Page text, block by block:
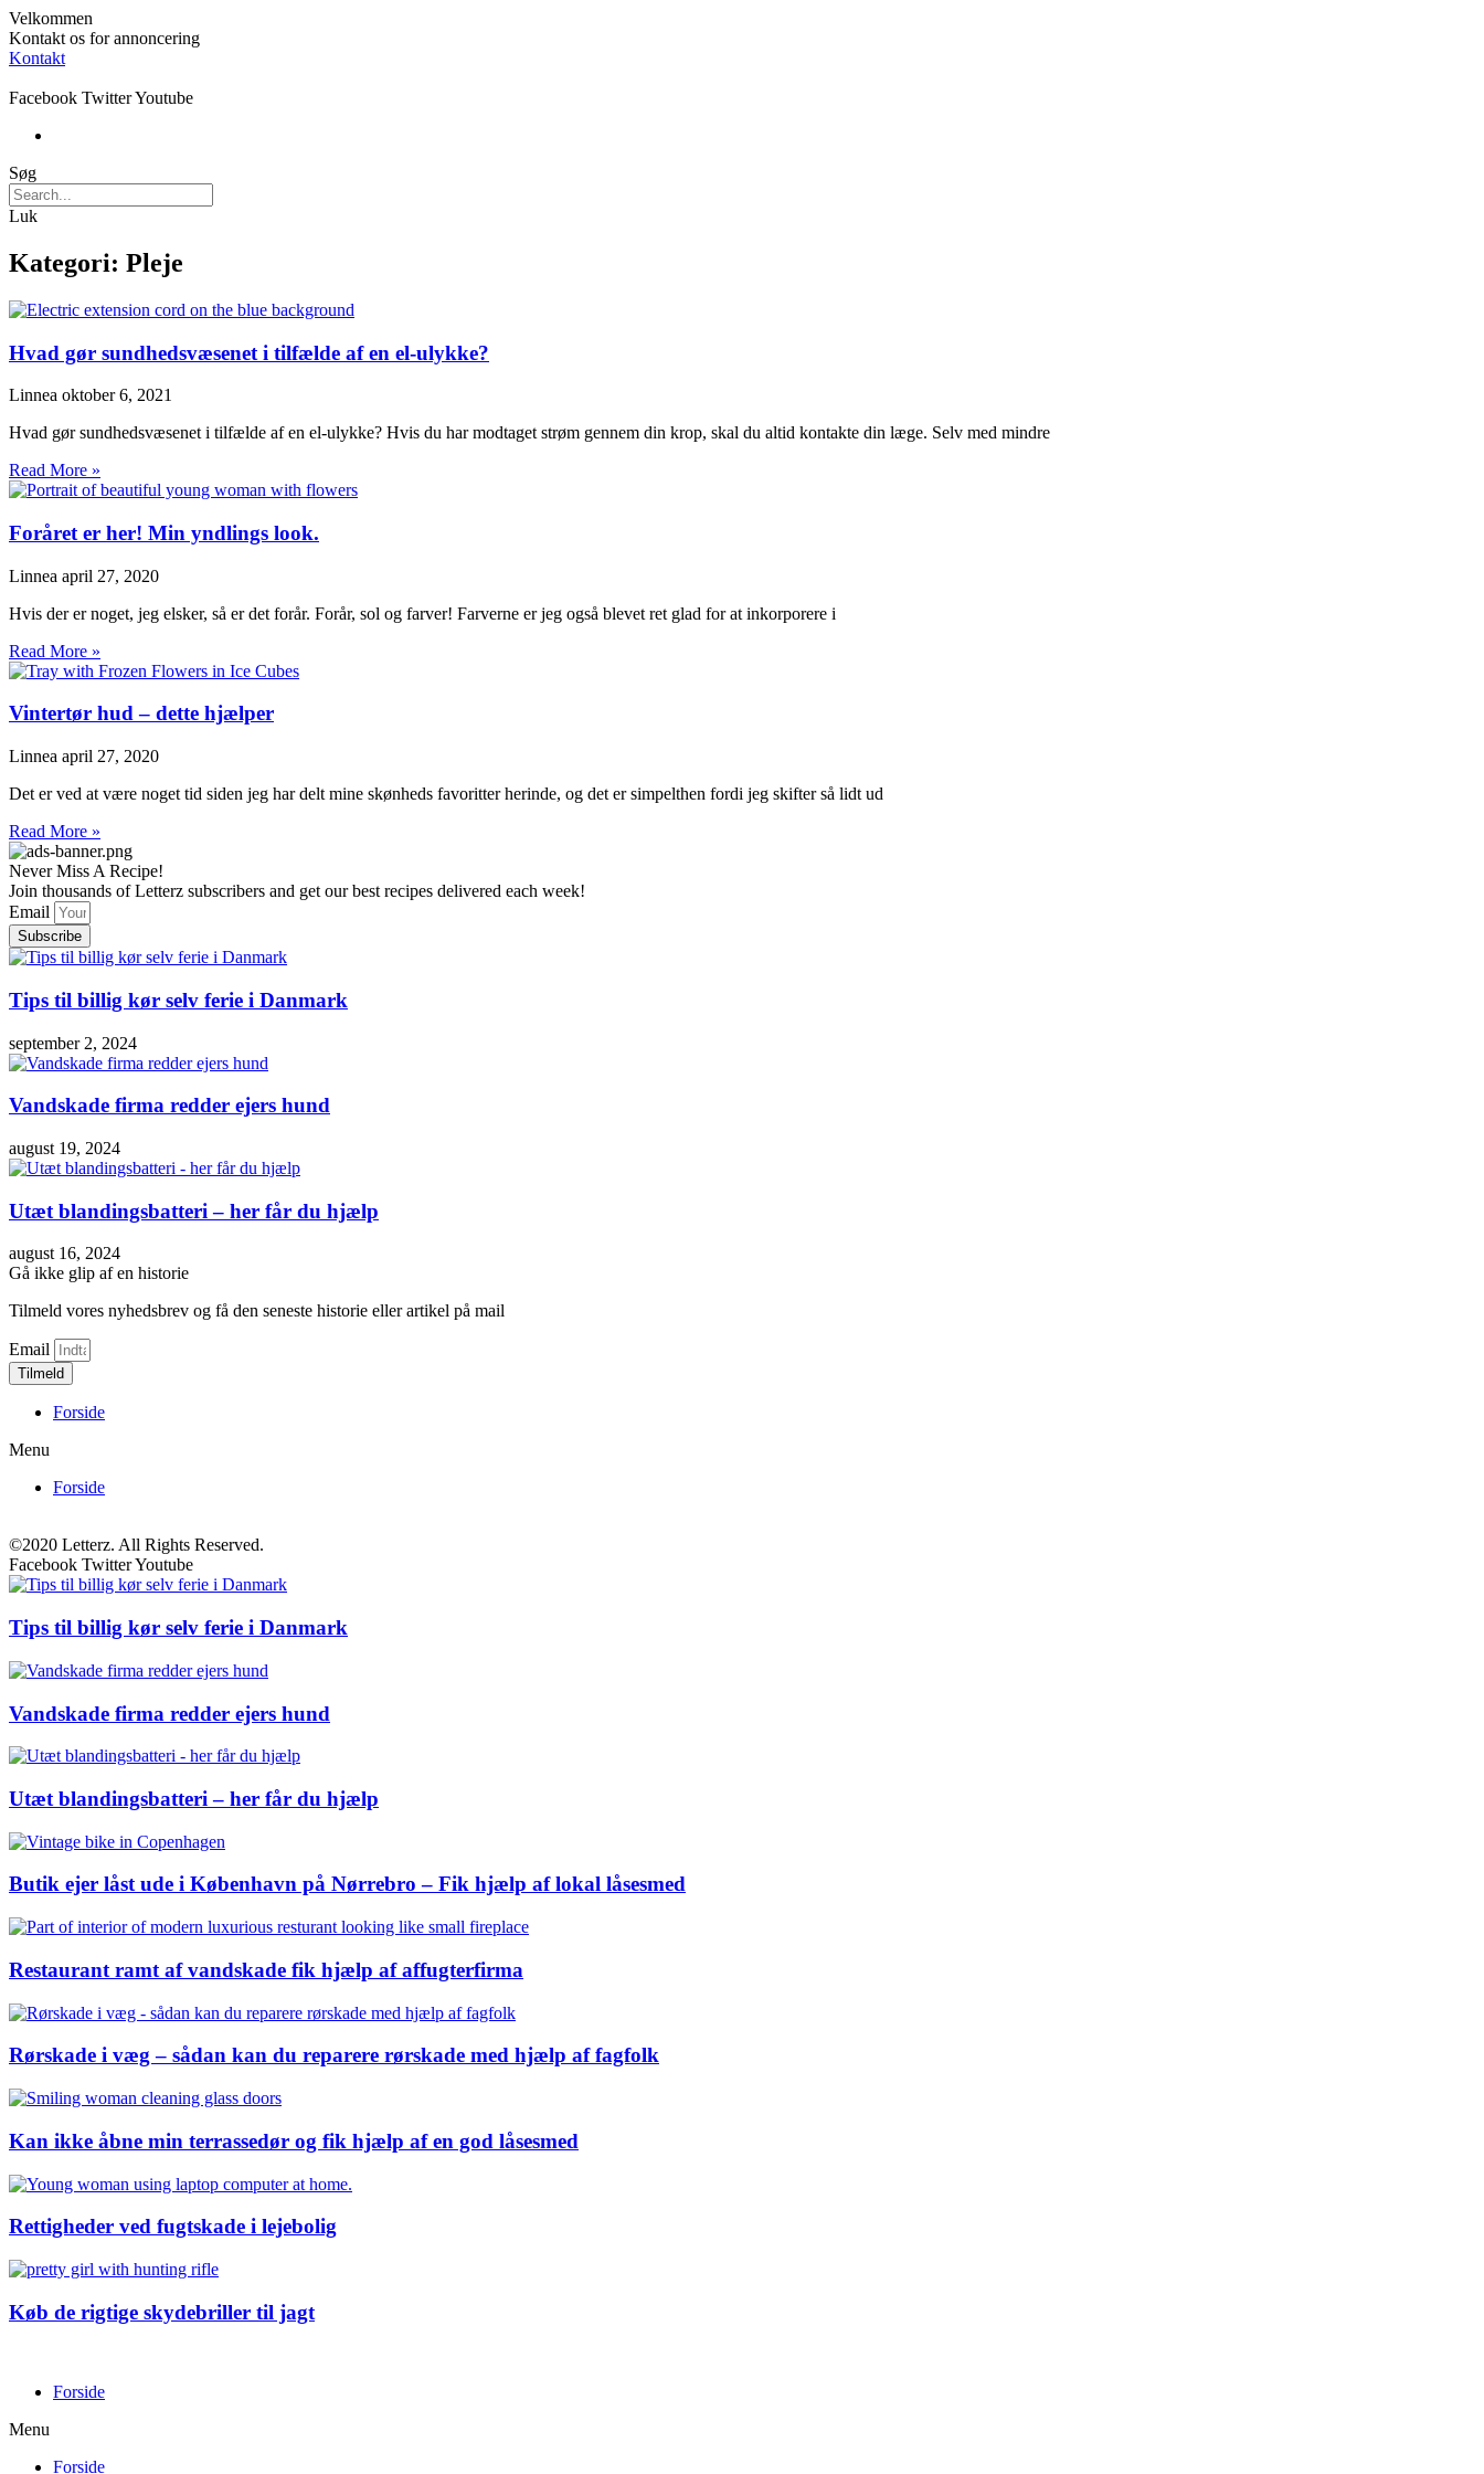
Velkommen
Kontakt os for annoncering
Kontakt
Facebook TwitterYoutube
Søg
Luk
Kategori: Pleje
Hvad gør sundhedsvæsenet i tilfælde af en el-ulykke?
Linnea oktober 6, 2021
Hvad gør sundhedsvæsenet i tilfælde af en el-ulykke? Hvis du har modtaget strøm gennem din krop, skal du altid kontakte din læge. Selv med mindre
Read More »
Foråret er her! Min yndlings look.
Linnea april 27, 2020
Hvis der er noget, jeg elsker, så er det forår. Forår, sol og farver! Farverne er jeg også blevet ret glad for at inkorporere i
Read More »
Vintertør hud – dette hjælper
Linnea april 27, 2020
Det er ved at være noget tid siden jeg har delt mine skønheds favoritter herinde, og det er simpelthen fordi jeg skifter så lidt ud
Read More »
Never Miss A Recipe!
Join thousands of Letterz subscribers and get our best recipes delivered each week!
Email
Subscribe
Tips til billig kør selv ferie i Danmark
september 2, 2024
Vandskade firma redder ejers hund
august 19, 2024
Utæt blandingsbatteri – her får du hjælp
august 16, 2024
Gå ikke glip af en historie
Tilmeld vores nyhedsbrev og få den seneste historie eller artikel på mail
Email
Tilmeld
Forside
Menu
Forside
©2020 Letterz. All Rights Reserved.
Facebook TwitterYoutube
Tips til billig kør selv ferie i Danmark
Vandskade firma redder ejers hund
Utæt blandingsbatteri – her får du hjælp
Butik ejer låst ude i København på Nørrebro – Fik hjælp af lokal låsesmed
Restaurant ramt af vandskade fik hjælp af affugterfirma
Rørskade i væg – sådan kan du reparere rørskade med hjælp af fagfolk
Kan ikke åbne min terrassedør og fik hjælp af en god låsesmed
Rettigheder ved fugtskade i lejebolig
Køb de rigtige skydebriller til jagt
Forside
Menu
Forside